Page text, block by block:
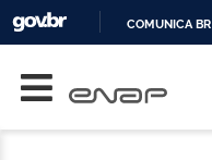
COMUNICA BR